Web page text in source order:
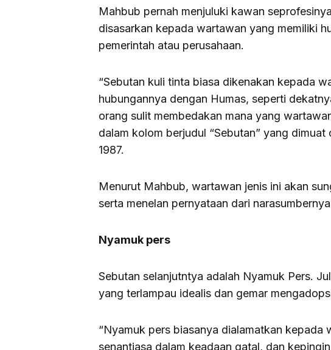
Mahbub pernah menjuluki kawan
disasarkan kepada wartawan yang memiliki
pemerintah atau perusahaan.
“Sebutan kuli tinta biasa dikenakan kepada
hubungannya dengan Humas, seperti
orang sulit membedakan mana yang
dalam kolom berjudul “Sebutan” yang dimuat
1987.
Menurut Mahbub, wartawan jenis ini akan
serta menelan pernyataan dari
Nyamuk pers
Sebutan selanjutntya adalah Nyamuk Pers.
yang terlampau idealis dan gemar
“Nyamuk pers biasanya dialamatkan
senantiasa dalam keadaan gatal, dan